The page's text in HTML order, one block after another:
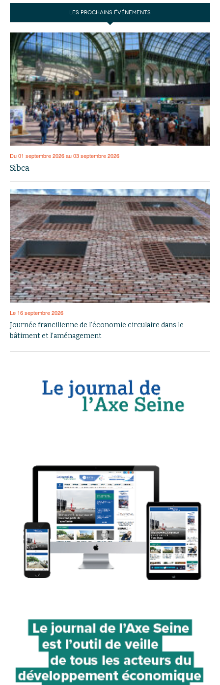
LES PROCHAINS ÉVÉNEMENTS
Du 01 septembre 2026 au 03 septembre 2026
Sibca
Le 16 septembre 2026
Journée francilienne de l’économie circulaire dans le
bâtiment et l’aménagement